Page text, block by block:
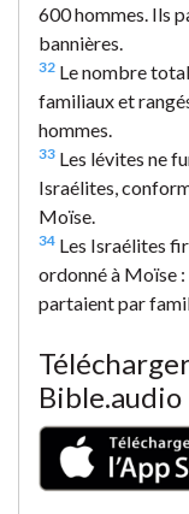
600 hommes. Ils
bannières.
32 Le nombre
familiaux et
hommes.
33 Les lévites ne
Israélites,
Moïse.
34 Les Israélites
ordonné à Moïse
partaient par
Bible.audio